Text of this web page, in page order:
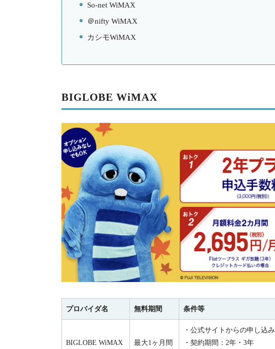
So-net WiMAX
＠nifty WiMAX
カシモWiMAX
BIGLOBE WiMAX
プロバイダ名 無料期間 条件等
BIGLOBE WiMAX 最大1ヶ月間
・公式サイトからの申し込み
・契約期間：2年・3年